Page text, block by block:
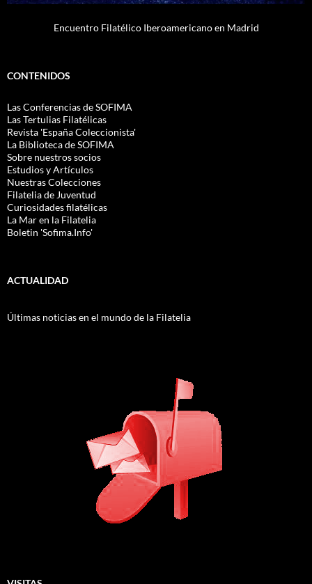
Encuentro Filatélico Iberoamericano en Madrid
CONTENIDOS
Las Conferencias de SOFIMA
Las Tertulias Filatélicas
Revista 'España Coleccionista'
La Biblioteca de SOFIMA
Sobre nuestros socios
Estudios y Artículos
Nuestras Colecciones
Filatelia de Juventud
Curiosidades filatélicas
La Mar en la Filatelia
Boletin 'Sofima.Info'
ACTUALIDAD
Últimas noticias en el mundo de la Filatelia